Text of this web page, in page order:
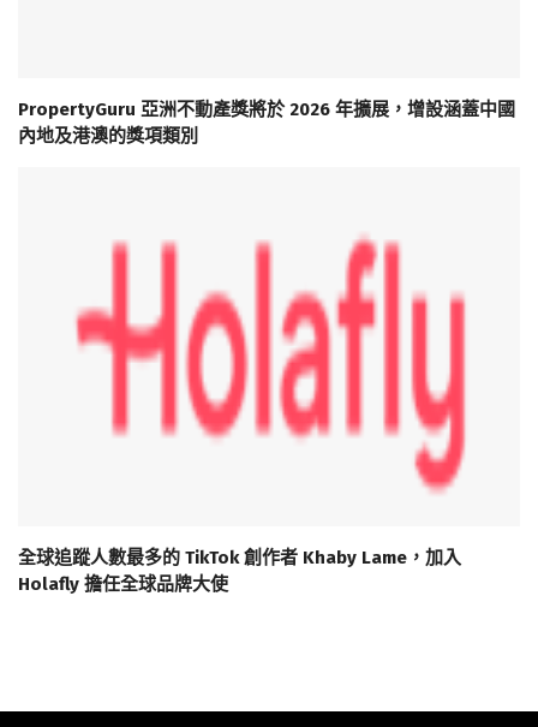
PropertyGuru 亞洲不動產獎將於 2026 年擴展，增設涵蓋中國
內地及港澳的獎項類別
全球追蹤人數最多的 TikTok 創作者 Khaby Lame，加入
Holafly 擔任全球品牌大使